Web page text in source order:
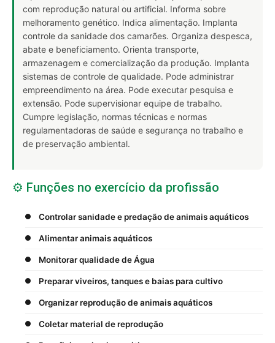
com reprodução natural ou artificial. Informa sobre
melhoramento genético. Indica alimentação. Implanta
controle da sanidade dos camarões. Organiza despesca,
abate e beneficiamento. Orienta transporte,
armazenagem e comercialização da produção. Implanta
sistemas de controle de qualidade. Pode administrar
empreendimento na área. Pode executar pesquisa e
extensão. Pode supervisionar equipe de trabalho.
Cumpre legislação, normas técnicas e normas
regulamentadoras de saúde e segurança no trabalho e
de preservação ambiental.
⚙️ Funções no exercício da profissão
Controlar sanidade e predação de animais aquáticos
Alimentar animais aquáticos
Monitorar qualidade de Água
Preparar viveiros, tanques e baias para cultivo
Organizar reprodução de animais aquáticos
Coletar material de reprodução